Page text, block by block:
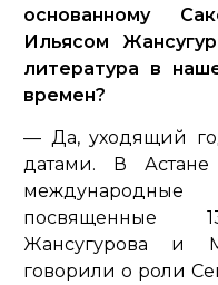
основанному
Ильясом
литература в
времен?
— Да, уходящий
датами. В
международные
посвященные
Жансугурова и
говорили о роли